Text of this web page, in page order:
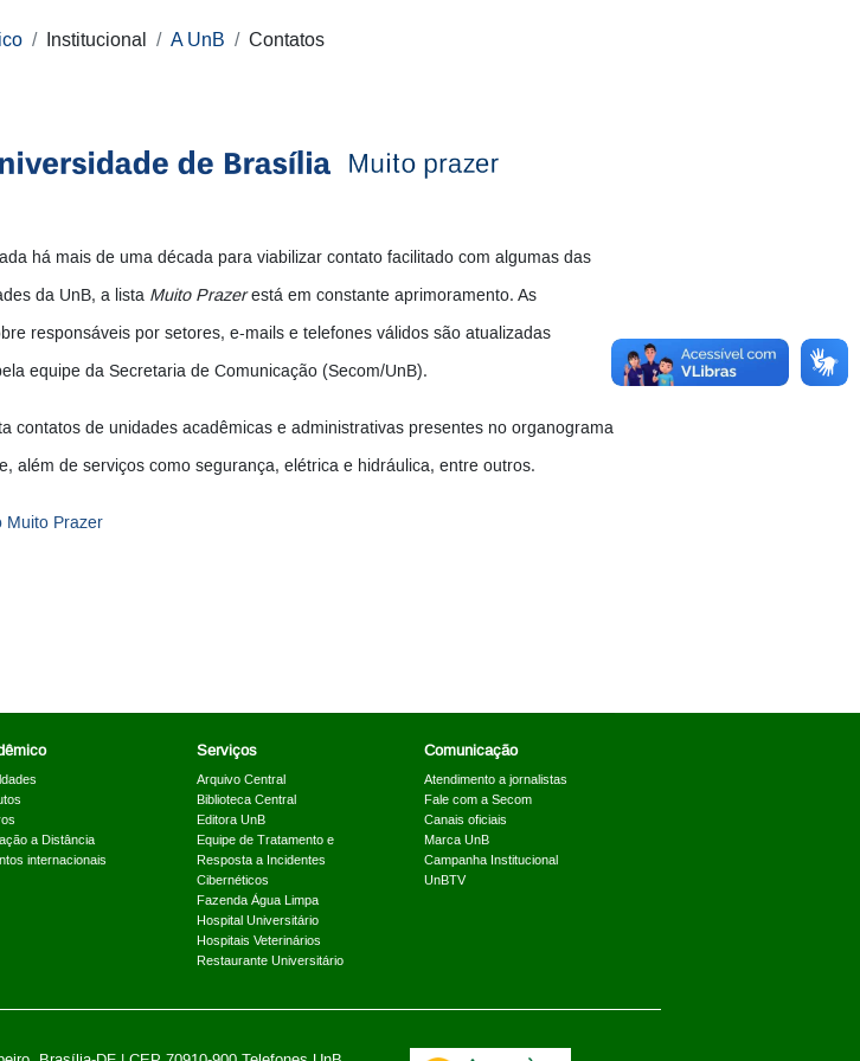
Institucional A UnB Contatos
há mais de uma década para viabilizar contato facilitado com algumas das
da UnB, a lista Muito Prazerestá em constante aprimoramento. As
responsáveis por setores, e-mails e telefones válidos são atualizadas
equipe da Secretaria de Comunicação (Secom/UnB).
contatos de unidades acadêmicas e administrativas presentes no organograma
além de serviços como segurança, elétrica e hidráulica, entre outros.
Muito Prazer
a Distância
internacionais
Serviços
Arquivo Central
Biblioteca Central
Editora UnB
Equipe de Tratamento e
Resposta a Incidentes
Cibernéticos
Fazenda Água Limpa
Hospital Universitário
Hospitais Veterinários
Restaurante Universitário
Comunicação
Atendimento a jornalistas
Fale com a Secom
Canais oficiais
Marca UnB
Campanha Institucional
UnBTV